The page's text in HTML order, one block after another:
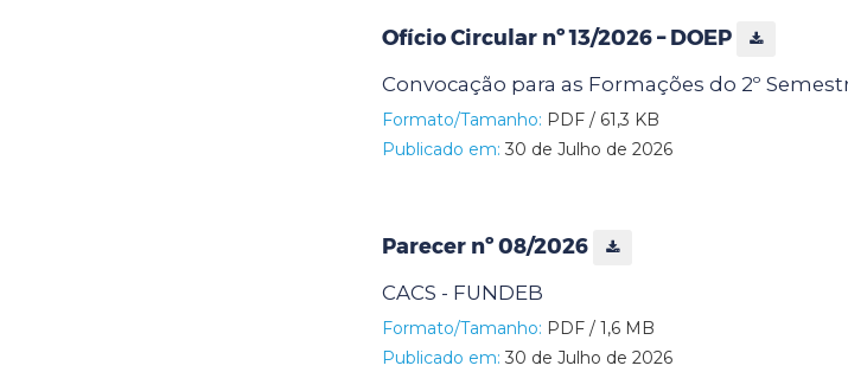
Ofício Circular nº 13/2026 – DOEP
Convocação para as Formações do 2º
Formato/Tamanho: PDF / 61,3 KB
Publicado em: 30 de Julho de 2026
Parecer nº 08/2026
CACS - FUNDEB
Formato/Tamanho: PDF / 1,6 MB
Publicado em: 30 de Julho de 2026